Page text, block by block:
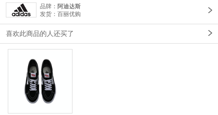
品牌： 阿迪达斯
发货：百丽优购
喜欢此商品的人还买了